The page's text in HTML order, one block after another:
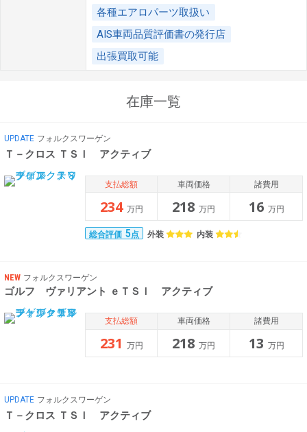
各種エアロパーツ取扱い
AIS車両品質評価書の発行店
出張買取可能
在庫一覧
UPDATE フォルクスワーゲン
Ｔ－クロス ＴＳＩ アクティブ
支払総額
234 万円
車両価格
218 万円
諸費用
16 万円
総合評価 5点 外装 内装
NEW フォルクスワーゲン
ゴルフ ヴァリアント ｅＴＳＩ アクティブ
支払総額
231 万円
車両価格
218 万円
諸費用
13 万円
UPDATE フォルクスワーゲン
Ｔ－クロス ＴＳＩ アクティブ